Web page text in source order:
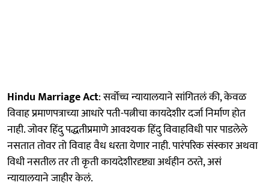
Hindu Marriage Act: सर्वोच्च न्यायालयाने सांगितलं की, केवळ
विवाह प्रमाणपत्राच्या आधारे पती-पत्नीचा कायदेशीर दर्जा निर्माण होत
नाही. जोवर हिंदु पद्धतीप्रमाणे आवश्यक हिंदु विवाहविधी पार पाडलेले
नसतात तोवर तो विवाह वैध धरता येणार नाही. पारंपरिक संस्कार अथवा
विधी नसतील तर ती कृती कायदेशीरदृष्ट्या अर्थहीन ठरते, असं
न्यायालयाने जाहीर केलं.